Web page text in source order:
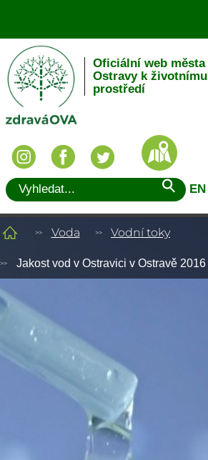
Oficiální web města
Ostravy k životnímu
prostředí
EN
Voda Vodní toky
Jakost vod v Ostravici v Ostravě 2016